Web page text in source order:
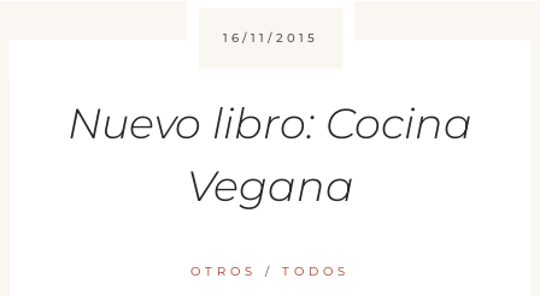
16/11/2015
Nuevo libro: Cocina
Vegana
OTROS / TODOS